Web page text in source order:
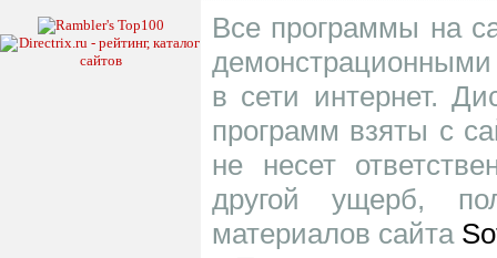
Все программы на
в сети интернет.
программ взяты с
не несет
другой ущерб,
материалов сайта